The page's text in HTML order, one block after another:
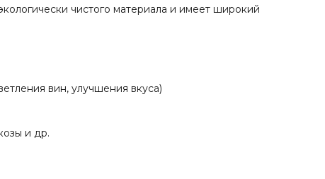
чистого материала и имеет широкий
вин, улучшения вкуса)
и др.